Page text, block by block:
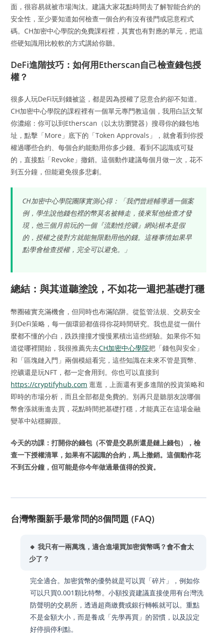
面，很容易就被市場淘汰。建議大家花點時間去了解智能合約的
安全性，至少要知道如何檢查一個合約有沒有後門或惡意程式
碼。CH加密中心學院的免費課程裡，其實也有對應的單元，把這
些硬知識用比較軟的方式講給你聽。
DeFi進階技巧：如何用Etherscan自己檢查錢包授
權？
很多人玩DeFi玩到錢被盜，都是因為授權了惡意合約卻不知道。
CH加密中心學院的課程裡有一個單元專門教這個，我用白話文幫
你濃縮：你可以到Etherscan（以太坊瀏覽器）搜尋你的錢包地
址，點擊「More」底下的「Token Approvals」，就會看到你授
權過哪些合約、每個合約能動用你多少錢。看到不認識或可疑
的，直接點「Revoke」撤銷。這個動作建議每個月做一次，花不
到五分鐘，但能避免很多悲劇。
CH加密中心學院團隊實測心得：「我們曾經輔導過一個案
例，學生說他錢包裡的幣莫名被轉走，後來幫他檢查才發
現，他三個月前玩的一個『流動性挖礦』網站根本是假
的，授權之後對方就能無限動用他的錢。這種事情如果早
點學會檢查授權，完全可以避免。」
總結：與其道聽塗說，不如花一週把基礎打穩
幣圈確實充滿機會，但同時也布滿陷阱。從監管法規、交易安全
到DeFi策略，每一個環節都值得你花時間研究。我也是從一個什
麼都不懂的小白，跌跌撞撞才慢慢累積出這些經驗。如果你不知
道從哪裡開始，我很推薦先去CH加密中心學院把「錢包與安全」
和「區塊鏈入門」兩個模組看完，這些知識在未來不管是買幣、
挖礦還是玩NFT，都一定會用到。你也可以直接到
https://cryptifyhub.com 逛逛，上面還有更多進階的投資策略和
即時的市場分析，而且全部都是免費的。別再只是聽朋友說哪個
幣會漲就衝進去買，花點時間把基礎打穩，才能真正在這場金融
變革中站穩腳跟。
今天的功課：打開你的錢包（不管是交易所還是鏈上錢包），檢
查一下授權清單，如果有不認識的合約，馬上撤銷。這個動作花
不到五分鐘，但可能是你今年做過最值得的投資。
台灣幣圈新手最常問的8個問題 (FAQ)
🔸 我只有一兩萬塊，適合進場買加密貨幣嗎？會不會太
少了？
完全適合。加密貨幣的優勢就是可以買「碎片」，例如你
可以只買0.001顆比特幣。小額投資建議直接使用有台灣洗
防聲明的交易所，透過超商繳費或銀行轉帳就可以。重點
不是金額大小，而是養成「先學再買」的習慣，以及設定
好停損停利點。